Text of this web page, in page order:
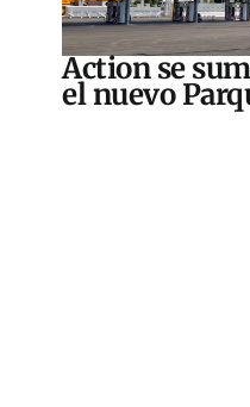
Action se
el nuevo